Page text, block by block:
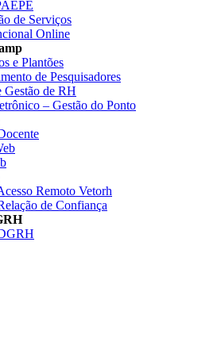
de Serviços
Online
e Plantões
de Pesquisadores
Gestão de RH
– Gestão do Ponto
Remoto Vetorh
de Confiança